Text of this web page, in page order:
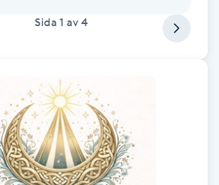
Sida 1 av 4